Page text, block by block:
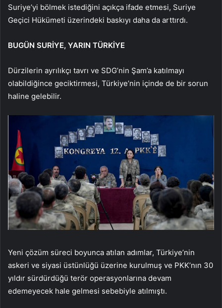
Suriye’yi bölmek istediğini açıkça ifade etmesi, Suriye
Geçici Hükümeti üzerindeki baskıyı daha da arttırdı.
BUGÜN SURİYE, YARIN TÜRKİYE
Dürzilerin ayrılıkçı tavrı ve SDG’nin Şam’a katılmayı
olabildiğince geciktirmesi, Türkiye’nin içinde de bir sorun
haline gelebilir.
Yeni çözüm süreci boyunca atılan adımlar, Türkiye’nin
askeri ve siyasi üstünlüğü üzerine kurulmuş ve PKK’nın 30
yıldır sürdürdüğü terör operasyonlarına devam
edemeyecek hale gelmesi sebebiyle atılmıştı.